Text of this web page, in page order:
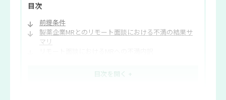
目次
前提条件
製薬企業MRとのリモート面談における不満の結果サ
マリ